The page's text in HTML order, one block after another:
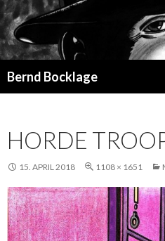
Bernd Bocklage
HORDE
15. APRIL 2018 1108 × 1651